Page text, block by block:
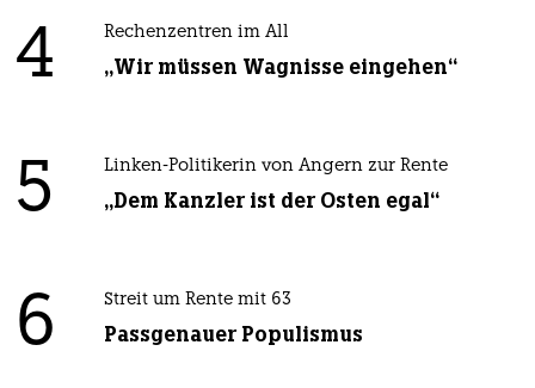
4 Rechenzentren im All
„Wir müssen Wagnisse eingehen“
5 Linken-Politikerin von Angern zur Rente
„Dem Kanzler ist der Osten egal“
6 Streit um Rente mit 63
Passgenauer Populismus